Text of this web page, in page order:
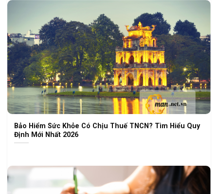
Bảo Hiểm Sức Khỏe Có Chịu Thuế TNCN? Tìm Hiểu Quy
Định Mới Nhất 2026